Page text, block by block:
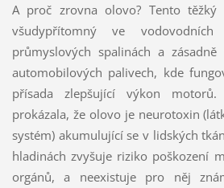
A proč zrovna olovo? Tento
všudypřítomný ve vodovodních
průmyslových spalinách a
automobilových palivech, kde
přísada zlepšující výkon
prokázala, že olovo je neurotoxin
systém) akumulující se v lidských
hladinách zvyšuje riziko poškození
orgánů, a neexistuje pro něj